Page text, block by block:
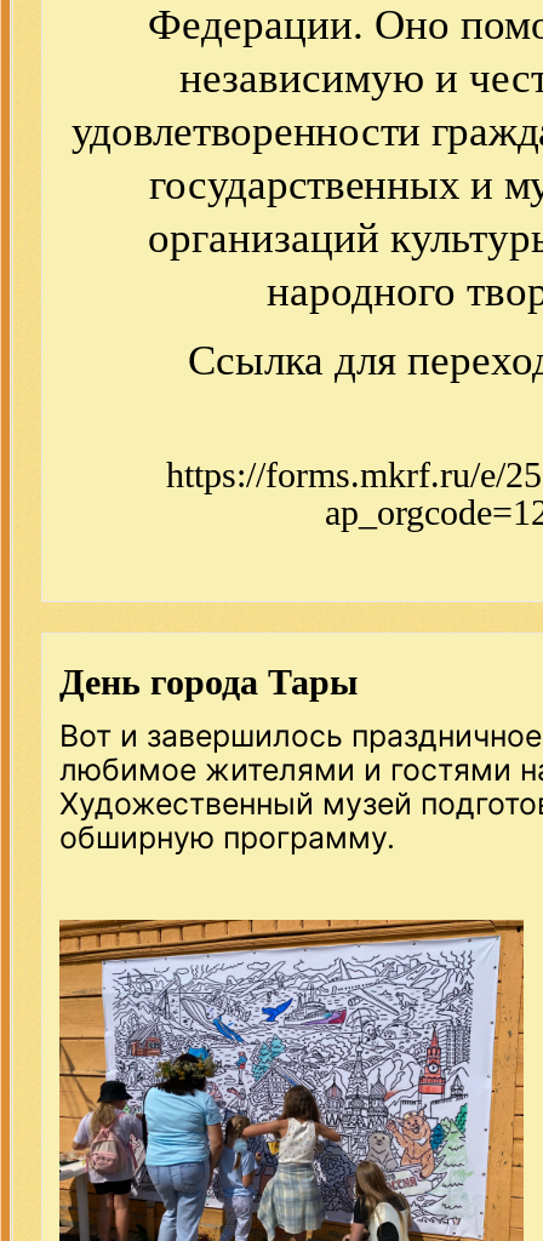
Федерации. Оно
независимую и
удовлетворенности
государственных и
организаций
народного
Ссылка для
https://forms.mkrf.ru/e/
День города Тары
Вот и завершилось
любимое жителями и гостями
Художественный музей
обширную программу.